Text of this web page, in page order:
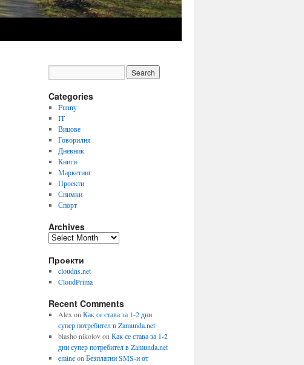
Categories
Funny
IT
Вицове
Говорилня
Дневник
Книги
Маркетинг
Проекти
Снимки
Спорт
Archives
Archives
Проекти
cloudns.net
CloudPrima
Recent Comments
Alex on Как се става за 1-2 дни
супер потребител в Zamunda.net
blasho nikolovon Как се става за 1-2
дни супер потребител в Zamunda.net
emineon Безплатни SMS-и от